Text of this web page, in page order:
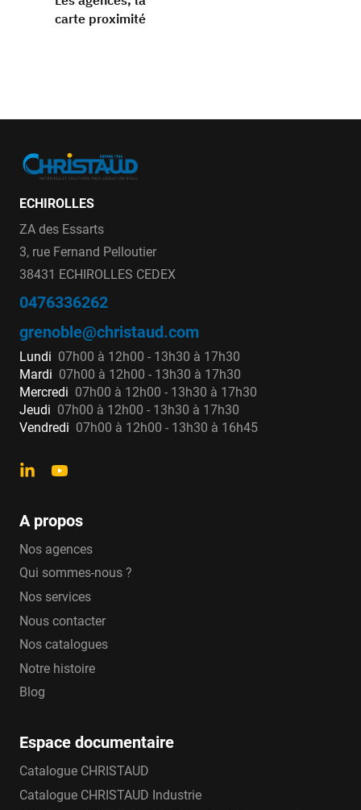
carte proximité
ECHIROLLES
ZA des Essarts
3, rue Fernand Pelloutier
38431 ECHIROLLES CEDEX
0476336262
grenoble@christaud.com
Lundi 07h00 à 12h00 - 13h30 à 17h30
Mardi 07h00 à 12h00 - 13h30 à 17h30
Mercredi 07h00 à 12h00 - 13h30 à 17h30
Jeudi 07h00 à 12h00 - 13h30 à 17h30
Vendredi 07h00 à 12h00 - 13h30 à 16h45
A propos
Nos agences
Qui sommes-nous ?
Nos services
Nous contacter
Nos catalogues
Notre histoire
Blog
Espace documentaire
Catalogue CHRISTAUD
Catalogue CHRISTAUD Industrie